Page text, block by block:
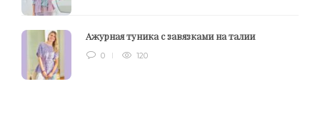
Ажурная туника с завязками на талии
0 120